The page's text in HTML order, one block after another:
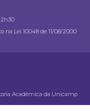
na Lei 10048 de 11/08/2000
Acadêmica da Unicamp